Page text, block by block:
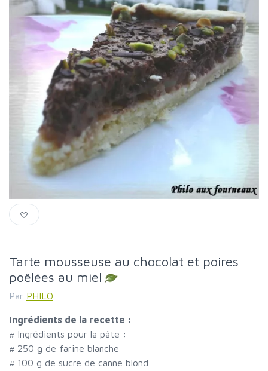
Tarte mousseuse au chocolat et poires
poêlées au miel
Par PHILO
Ingrédients de la recette :
# Ingrédients pour la pâte :
# 250 g de farine blanche
# 100 g de sucre de canne blond